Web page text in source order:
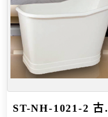
ST-NH-1021-2 古